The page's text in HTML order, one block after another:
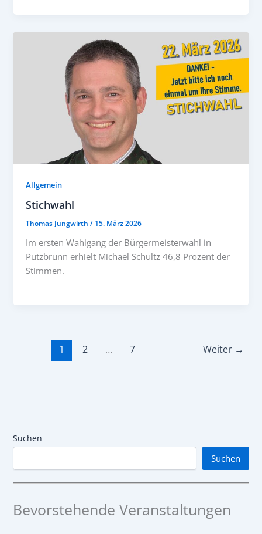
Allgemein
Stichwahl
Thomas Jungwirth/ 15. März 2026
Im ersten Wahlgang der Bürgermeisterwahl in
Putzbrunn erhielt Michael Schultz 46,8 Prozent der
Stimmen.
1 2 … 7 Weiter →
Suchen
Suchen
Bevorstehende Veranstaltungen